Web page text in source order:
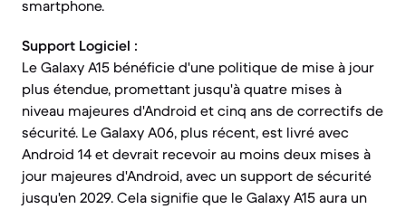
smartphone.
Support Logiciel :
Le Galaxy A15 bénéficie d'une politique de mise à jour
plus étendue, promettant jusqu'à quatre mises à
niveau majeures d'Android et cinq ans de correctifs de
sécurité. Le Galaxy A06, plus récent, est livré avec
Android 14 et devrait recevoir au moins deux mises à
jour majeures d'Android, avec un support de sécurité
jusqu'en 2029. Cela signifie que le Galaxy A15 aura un